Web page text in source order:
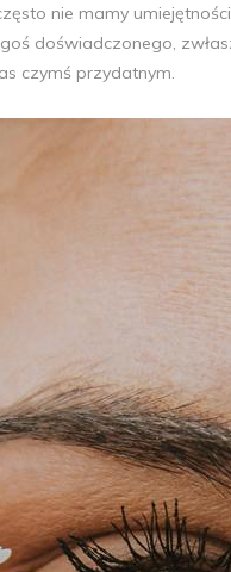
nie mamy
doświadczonego,
czymś przydatnym.